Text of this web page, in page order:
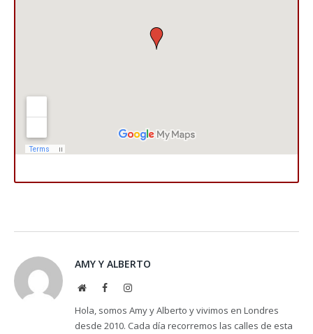
AMY Y ALBERTO
WebsiteFacebookInstagram
Hola, somos Amy y Alberto y vivimos en Londres
desde 2010. Cada día recorremos las calles de esta